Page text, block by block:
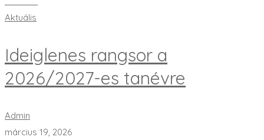
Aktuális
Ideiglenes rangsor a
2026/2027-es tanévre
Admin
március 19, 2026